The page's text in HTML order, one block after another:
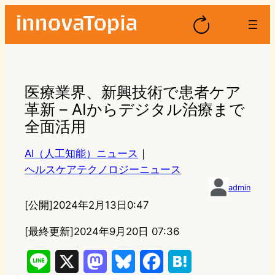
医療業界、新興技術で患者ケア
革新 – AIからデジタル治療まで
全面活用
AI（人工知能）ニュース ｜
ヘルスケアテクノロジーニュース
admin
[公開]2024年2月13日0:47
[最終更新]2024年9月20日 07:36